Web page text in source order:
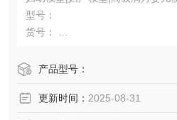
型号：
货号：
单位： 台
高级满月婴儿模型（男婴、女婴任
产品型号：
更新时间： 2025-08-31